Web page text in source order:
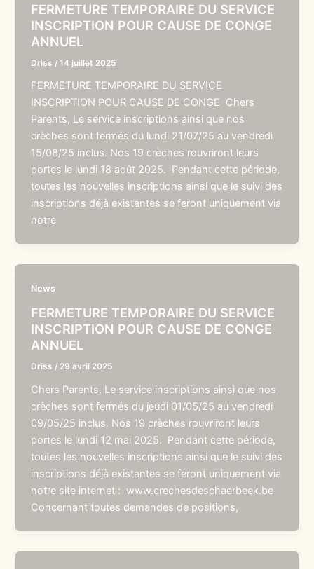
FERMETURE TEMPORAIRE DU SERVICE
INSCRIPTION POUR CAUSE DE CONGE
ANNUEL
Driss /14 juillet 2025
FERMETURE TEMPORAIRE DU SERVICE
INSCRIPTION POUR CAUSE DE CONGE Chers
Parents, Le service inscriptions ainsi que nos
crèches sont fermés du lundi 21/07/25 au vendredi
15/08/25 inclus. Nos 19 crèches rouvriront leurs
portes le lundi 18 août 2025. Pendant cette période,
toutes les nouvelles inscriptions ainsi que le suivi des
inscriptions déjà existantes se feront uniquement via
notre
News
FERMETURE TEMPORAIRE DU SERVICE
INSCRIPTION POUR CAUSE DE CONGE
ANNUEL
Driss / 29 avril 2025
Chers Parents, Le service inscriptions ainsi que nos
crèches sont fermés du jeudi 01/05/25 au vendredi
09/05/25 inclus. Nos 19 crèches rouvriront leurs
portes le lundi 12 mai 2025. Pendant cette période,
toutes les nouvelles inscriptions ainsi que le suivi des
inscriptions déjà existantes se feront uniquement via
notre site internet : www.crechesdeschaerbeek.be
Concernant toutes demandes de positions,